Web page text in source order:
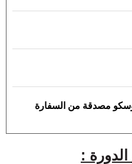
:
مصدقة من السفارة